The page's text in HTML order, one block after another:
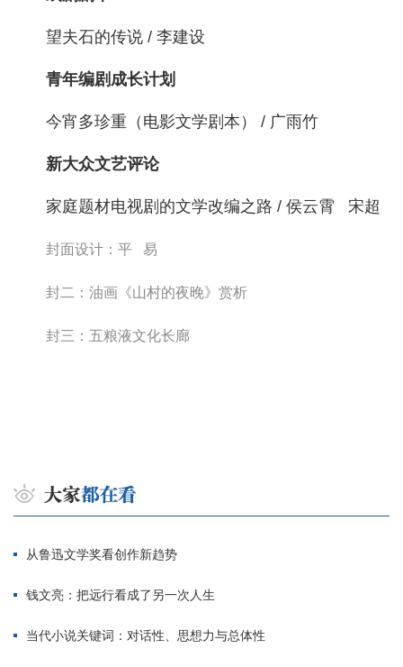
望夫石的传说 / 李建设
青年编剧成长计划
今宵多珍重（电影文学剧本） / 广雨竹
新大众文艺评论
家庭题材电视剧的文学改编之路 / 侯云霄 宋超
封面设计：平 易
封二：油画《山村的夜晚》赏析
封三：五粮液文化长廊
从鲁迅文学奖看创作新趋势
钱文亮：把远行看成了另一次人生
当代小说关键词：对话性、思想力与总体性